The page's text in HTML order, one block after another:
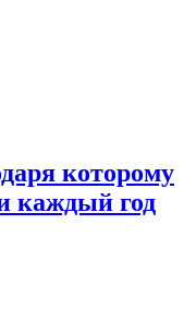
которому
каждый год